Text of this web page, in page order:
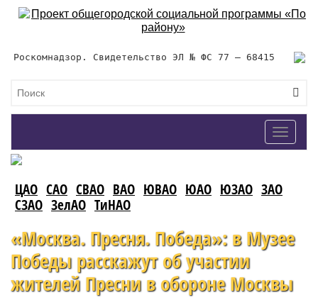
Роскомнадзор. Свидетельство ЭЛ № ФС 77 – 68415
Toggle
ЦАО САО СВАО ВАО ЮВАО ЮАО ЮЗАО ЗАО
СЗАО ЗелАО ТиНАО
«Москва. Пресня. Победа»: в Музее
Победы расскажут об участии
жителей Пресни в обороне Москвы